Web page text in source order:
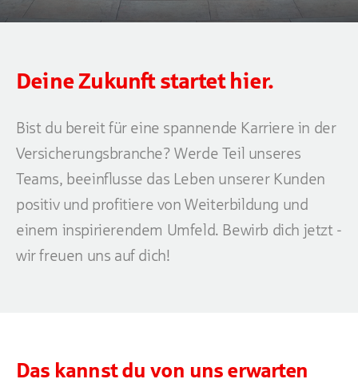
Deine Zukunft startet hier.
Bist du bereit für eine spannende Karriere in der
Versicherungsbranche? Werde Teil unseres
Teams, beeinflusse das Leben unserer Kunden
positiv und profitiere von Weiterbildung und
einem inspirierendem Umfeld. Bewirb dich jetzt -
wir freuen uns auf dich!
Das kannst du von uns erwarten